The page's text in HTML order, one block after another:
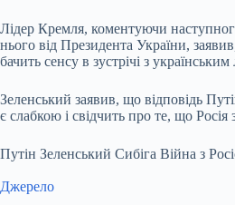
Лідер Кремля, коментуючи
нього від Президента України,
бачить сенсу в зустрічі з українським
Зеленський заявив, що відповідь
є слабкою і свідчить про те, що
Путін Зеленський Сибіга Війна з
Джерело